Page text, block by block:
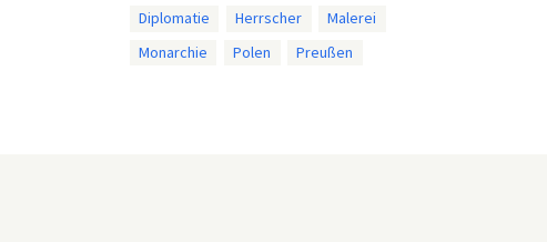
Diplomatie
Herrscher
Malerei
Monarchie
Polen Preußen